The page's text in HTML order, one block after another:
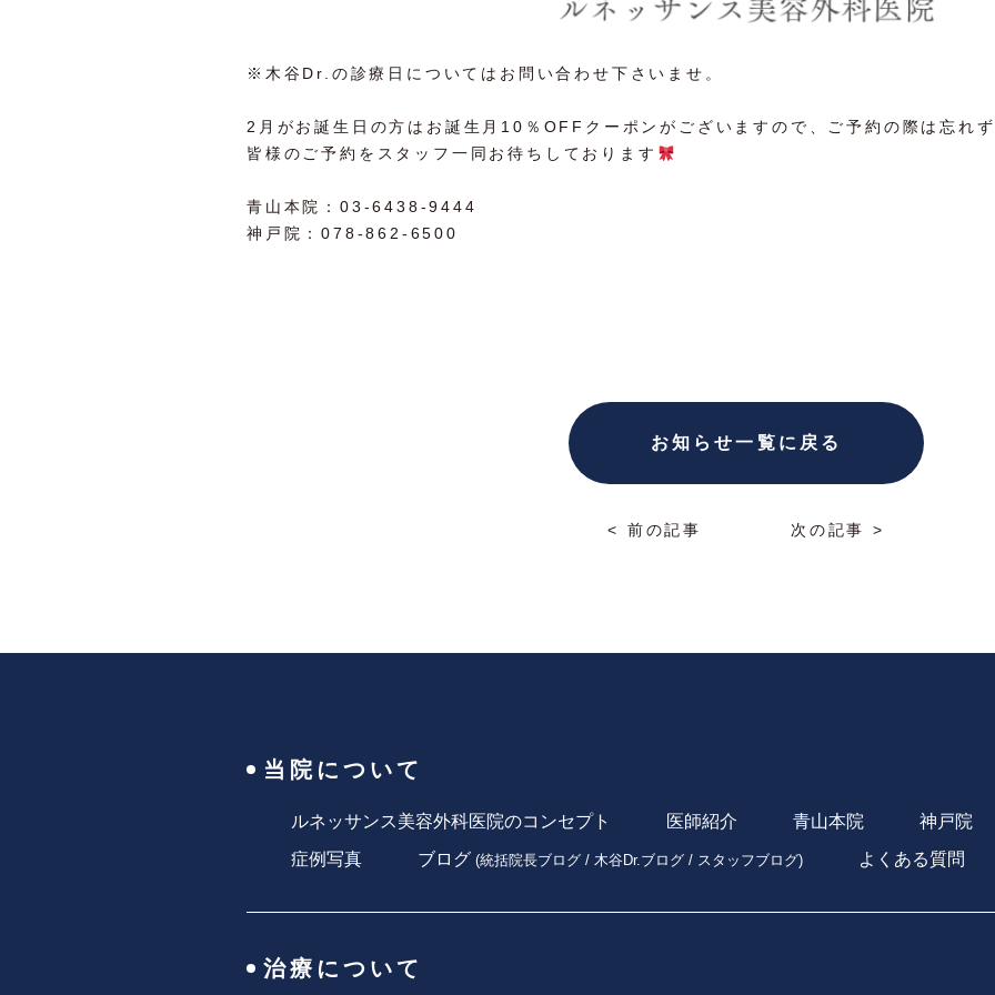
※木谷Dr.の診療日についてはお問い合わせ下さいませ。
2月がお誕生日の方はお誕生月10％OFFクーポンがございますので、ご予約の際は忘れ
皆様のご予約をスタッフ一同お待ちしております
青山本院：03-6438-9444
神戸院：078-862-6500
お知らせ一覧に戻る
< 前の記事 次の記事 >
当院について
ルネッサンス美容外科医院のコンセプト 医師紹介 青山本院 神戸院
症例写真
ブログ (統括院長ブログ / 木谷Dr.ブログ / スタッフブログ) よくある質問
治療について